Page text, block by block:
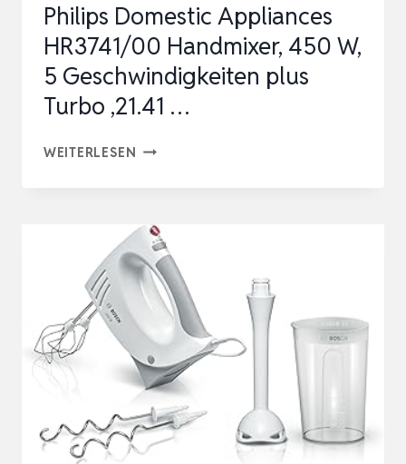
Philips Domestic Appliances
HR3741/00 Handmixer, 450 W,
5 Geschwindigkeiten plus
Turbo ,‎21.41 …
WEITERLESEN PHILIPS
HR3741/00
HANDMIXER,
450
GESCHWINDIGKEITEN
PLUS
TURBO
,‎21.41